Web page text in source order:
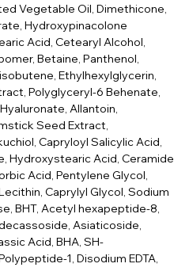
Vegetable Oil, Dimethicone,
Hydroxypinacolone
Acid, Cetearyl Alcohol,
Betaine, Panthenol,
Ethylhexylglycerin,
Polyglyceryl-6 Behenate,
Allantoin,
Seed Extract,
Capryloyl Salicylic Acid,
Hydroxystearic Acid, Ceramide
Acid, Pentylene Glycol,
Caprylyl Glycol, Sodium
BHT, Acetyl hexapeptide-8,
Asiaticoside,
Acid, BHA, SH-
1, Disodium EDTA,